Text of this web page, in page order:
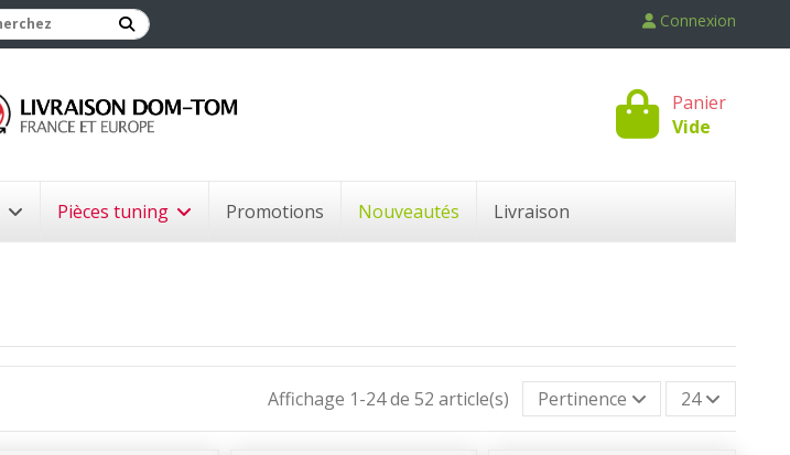
Connexion
Panier
Vide
Pièces tuning Promotions Nouveautés Livraison
Affichage 1-24 de 52 article(s) Pertinence 24